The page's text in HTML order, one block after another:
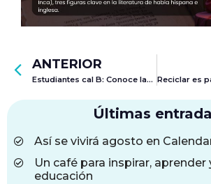
ANTERIOR
Estudiantes cal B: Conoce las actividades que tenemos para ti en el mes de abril
Últimas
Así se vivirá agosto en
Un café para inspirar,
educación